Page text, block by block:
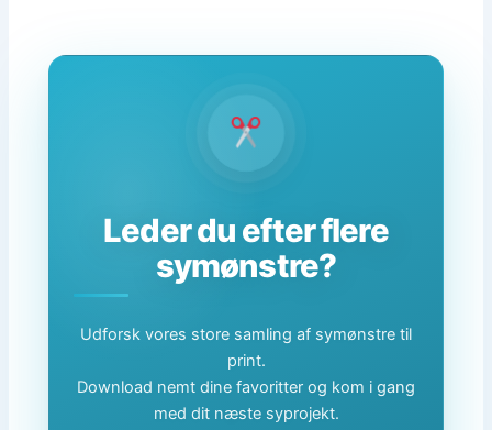
Leder du efter flere
symønstre?
Udforsk vores store samling af symønstre til
print.
Download nemt dine favoritter og kom i gang
med dit næste syprojekt.